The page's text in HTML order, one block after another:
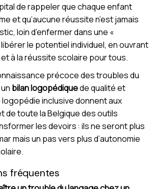
de rappeler que chaque enfant
et qu’aucune réussite n’est jamais
loin d’enfermer dans une «
le potentiel individuel, en ouvrant
et à la réussite scolaire pour tous.
précoce des troubles du
bilan logopédiquede qualité et
logopédie inclusive donnent aux
de toute la Belgique des outils
les devoirs : ils ne seront plus
mais un pas vers plus d’autonomie
fréquentes